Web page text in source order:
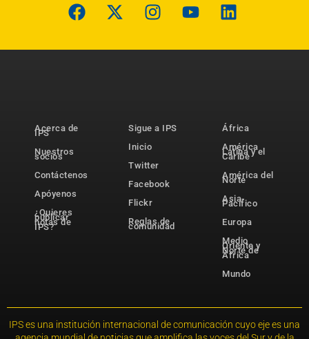
Acerca de
IPS
Nuestros
socios
Contáctenos
Apóyenos
¿Quieres
publicar
notas de
IPS?
Sigue a IPS
Inicio
Twitter
Facebook
Flickr
Reglas de
comunidad
África
América
Latina y el
Caribe
América del
Norte
Asia-
Pacífico
Europa
Medio
Oriente y
Norte de
África
Mundo
IPS es una institución internacional de comunicación cuyo eje es una